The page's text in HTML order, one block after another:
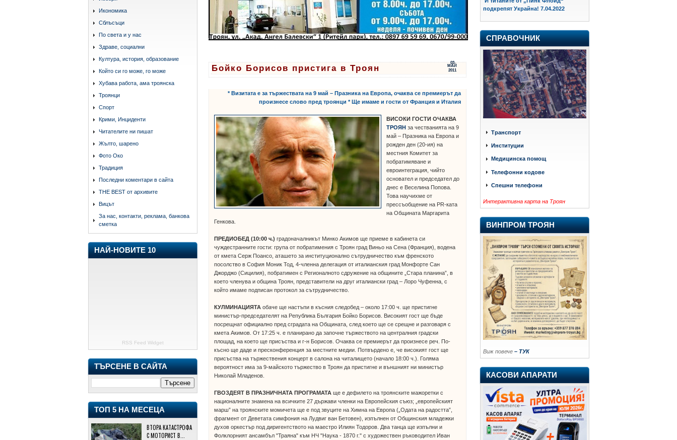
Икономика
Сблъсъци
По света и у нас
Здраве, социални
Култура, история, образование
Който си го може, го може
Хубава работа, ама троянска
Троянци
Спорт
Крими, Инциденти
Читателите ни пишат
Жълто, шарено
Фото Око
Традиция
Последни коментари в сайта
THE BEST от архивите
Вицът
За нас, контакти, реклама, банкова
сметка
НАЙ-НОВИТЕ 10
RSS Feed Widget
ТЪРСЕНЕ В САЙТА
ТОП 5 НА МЕСЕЦА
ВТОРА КАТАСТРОФА
С МОТОРИСТ В...
03
МАЙ
2011
Бойко Борисов пристига в Троян
* Визитата е за тържествата на 9 май – Празника на Европа, очаква се премиерът да
произнесе слово пред троянци * Ще имаме и гости от Франция и Италия
ВИСОКИ ГОСТИ ОЧАКВА
ТРОЯН за честванията на 9
май – Празника на Европа и
рожден ден (20-ия) на
местния Комитет за
побратимяване и
евроинтеграция, чийто
основател и председател до
днес е Веселина Попова.
Това научихме от
прессъобщение на PR-ката
на Общината Маргарита
Генкова.
ПРЕДИОБЕД (10:00 ч.) градоначалникът Минко Акимов ще приеме в кабинета си
чуждестранните гости: група от побратимения с Троян град Виньо на Сена (Франция), водена
от кмета Серж Поансо, аташето за институционално сътрудничество към френското
посолство в София Моник Тод, 4-членна делегация от италианския град Монфорте Сан
Джорджо (Сицилия), побратимен с Регионалното сдружение на общините „Стара планина”, в
което членува и община Троян, представители на друг италиански град – Лоро Чуфенна, с
който имаме подписан протокол за сътрудничество.
КУЛМИНАЦИЯТА обаче ще настъпи в късния следобед – около 17:00 ч. ще пристигне
министър-председателят на Република България Бойко Борисов. Високият гост ще бъде
посрещнат официално пред сградата на Общината, след което ще се срещне и разговаря с
кмета Акимов. От 17:25 ч. е планирано да започне тържеството на централния градски
площад, на което ще присъства и г-н Борисов. Очаква се премиерът да произнесе реч. По-
късно ще даде и пресконференция за местните медии. Потвърдено е, че високият гост ще
присъства на тържествения концерт в салона на читалището (начало 18:00 ч.). Голяма
вероятност има за 9-майското тържество в Троян да пристигне и външният ни министър
Николай Младенов.
ГВОЗДЕЯТ В ПРАЗНИЧНАТА ПРОГРАМАТА ще е дефилето на троянските мажоретки с
националните знамена на всичките 27 държави членки на Европейския съюз; „европейският
марш” на троянските момичета ще е под звуците на Химна на Европа („Одата на радостта”,
фрагмент от Деветата симфония на Лудвиг ван Бетовен), изпълнен от Общинския младежки
духов оркестър под диригентството на маестро Илиян Тодоров. Два танца ще изпълни и
Фолклорният ансамбъл "Траяна" към НЧ "Наука - 1870 г." с художествен ръководител Иван
подкрепят Украйна! 7.04.2022
СПРАВОЧНИК
Транспорт
Институции
Медицинска помощ
Телефонни кодове
Спешни телефони
Интерактивна карта на Троян
ВИНПРОМ ТРОЯН
Виж повече – ТУК
КАСОВИ АПАРАТИ